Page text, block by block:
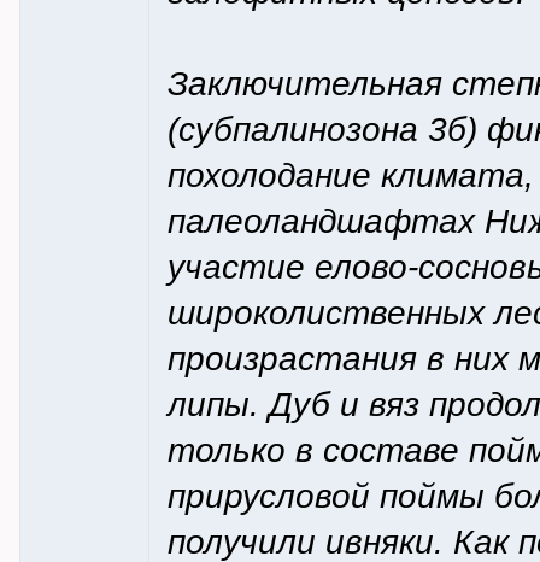
Заключительная
(субпалинозона 3б)
похолодание
палеоландшафтах
участие елово-
широколиственных
произрастания в них
липы. Дуб и вяз
только в составе
прирусловой поймы
получили ивняки. Как